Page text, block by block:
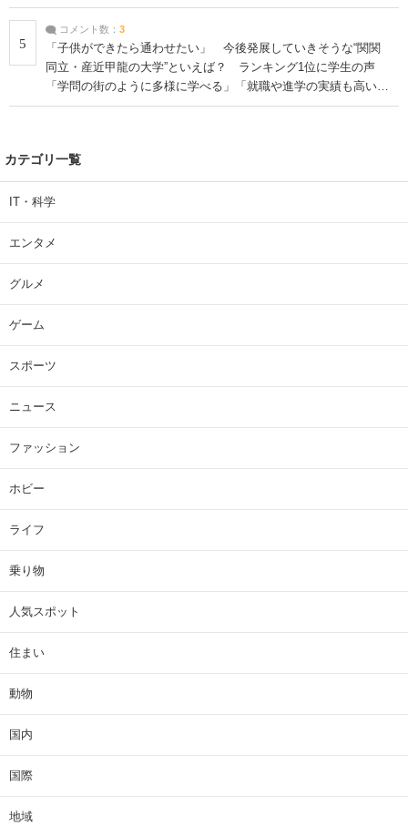
5
コメント数： 3
「子供ができたら通わせたい」 今後発展していきそうな“関関
同立・産近甲龍の大学”といえば？ ランキング1位に学生の声
「学問の街のように多様に学べる」「就職や進学の実績も高い」
| 大学 ねとらぼリサーチ
カテゴリ一覧
IT・科学
エンタメ
グルメ
ゲーム
スポーツ
ニュース
ファッション
ホビー
ライフ
乗り物
人気スポット
住まい
動物
国内
国際
地域